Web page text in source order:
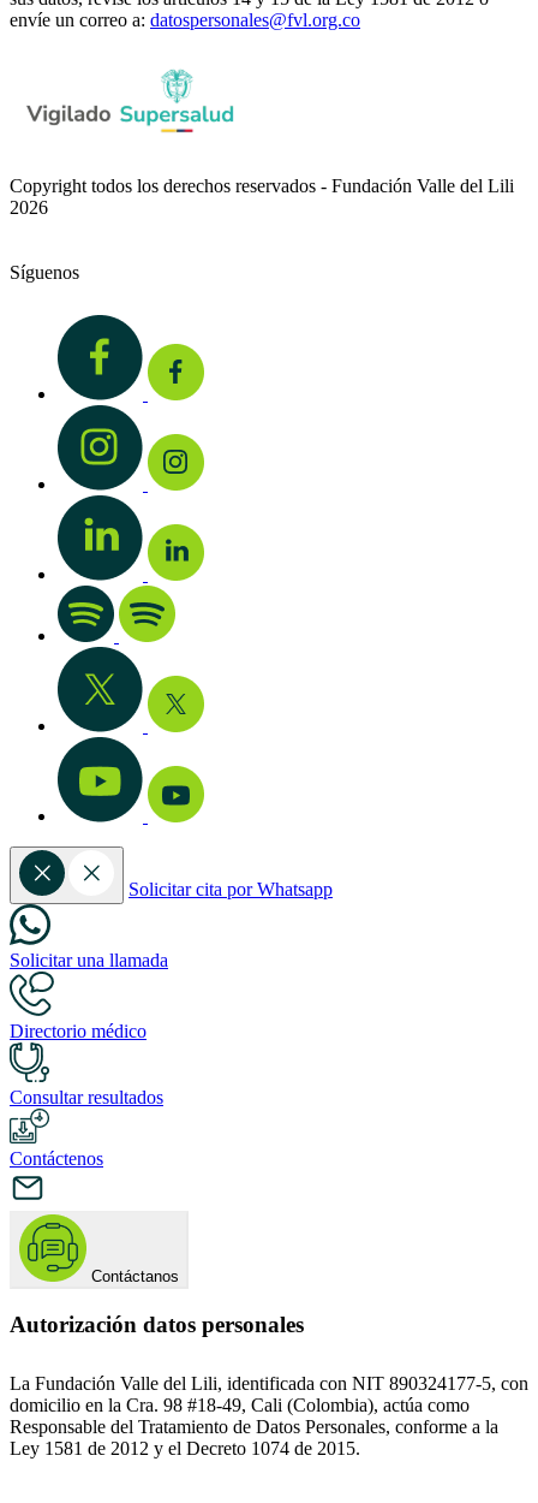
envíe un correo a: datospersonales@fvl.org.co
Copyright todos los derechos reservados - Fundación Valle del Lili
2026
Síguenos
Solicitar cita por Whatsapp
Solicitar una llamada
Directorio médico
Consultar resultados
Contáctenos
Contáctanos
Autorización datos personales
La Fundación Valle del Lili, identificada con NIT 890324177-5, con
domicilio en la Cra. 98 #18-49, Cali (Colombia), actúa como
Responsable del Tratamiento de Datos Personales, conforme a la
Ley 1581 de 2012 y el Decreto 1074 de 2015.